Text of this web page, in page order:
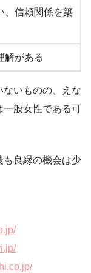
、信頼関係を築
解がある
いものの、えな
一般女性である可
も良縁の機会は少